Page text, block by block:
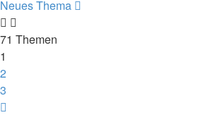
Neues Thema
71 Themen
1
2
3